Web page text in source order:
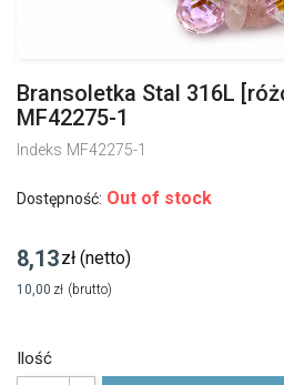
Bransoletka Stal 316L
MF42275-1
Indeks MF42275-1
Dostępność: Out of stock
8,13zł (netto)
10,00 zł (brutto)
Ilość